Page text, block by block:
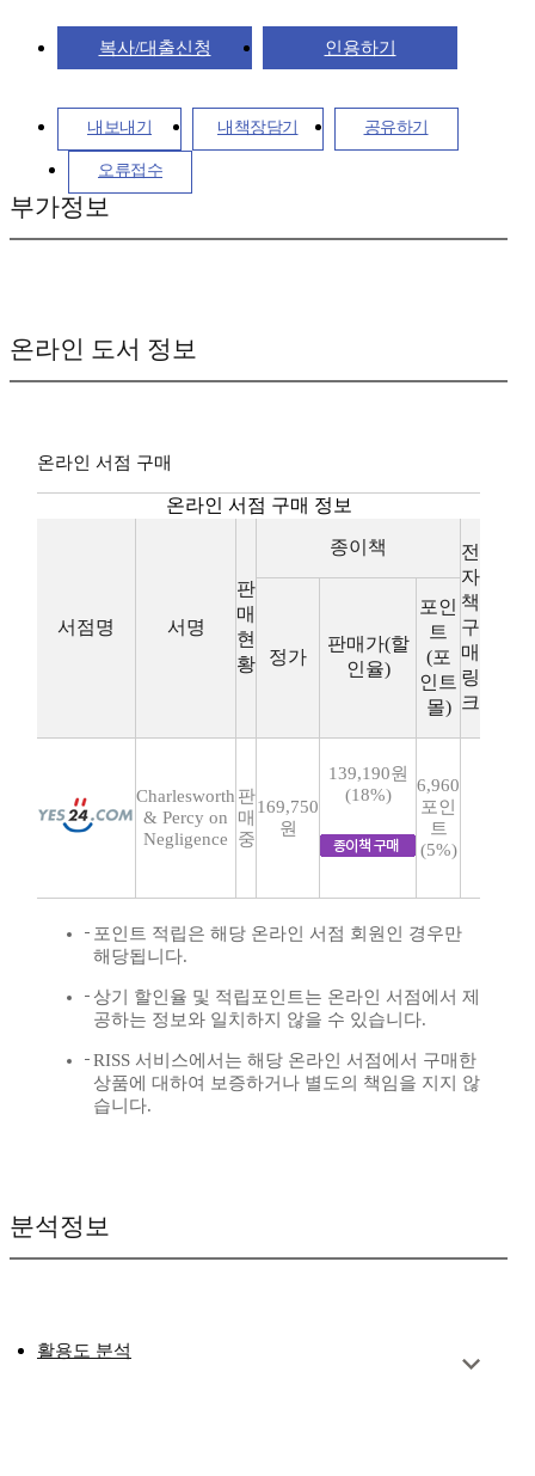
복사/대출신청 인용하기
내보내기 내책장담기 공유하기
오류접수
부가정보
온라인 도서 정보
온라인 서점 구매
온라인 서점 구매 정보
서점명 서명
판
매
현
황
종이책
전
자
책
구
매
링
크
정가
판매가(할
인율)
포인
트
(포
인트
몰)
Charlesworth
& Percy on
Negligence
판
매
중
169,750
원
139,190원
(18%)
6,960
포인
트
(5%)
포인트 적립은 해당 온라인 서점 회원인 경우만
해당됩니다.
상기 할인율 및 적립포인트는 온라인 서점에서 제
공하는 정보와 일치하지 않을 수 있습니다.
RISS 서비스에서는 해당 온라인 서점에서 구매한
상품에 대하여 보증하거나 별도의 책임을 지지 않
습니다.
분석정보
활용도 분석